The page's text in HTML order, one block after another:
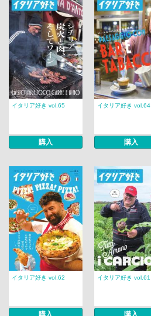
イタリア好き vol.65
購入
イタリア好き vol.64
購入
イタリア好き vol.62
購入
イタリア好き vol.61
購入